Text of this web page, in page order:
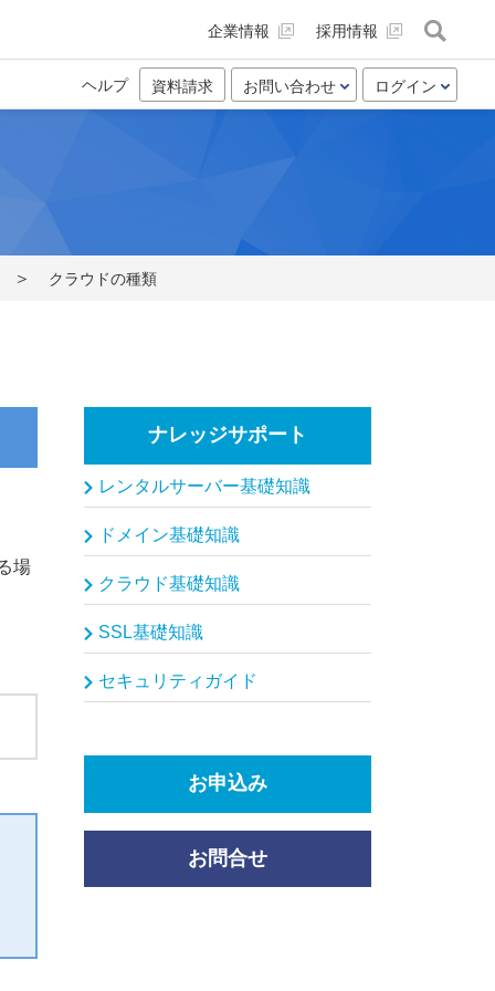
企業情報 採用情報
ヘルプ 資料請求 お問い合わせ ログイン
クラウドの種類
場
ナレッジサポート
レンタルサーバー基礎知識
ドメイン基礎知識
クラウド基礎知識
SSL基礎知識
セキュリティガイド
お申込み
お問合せ